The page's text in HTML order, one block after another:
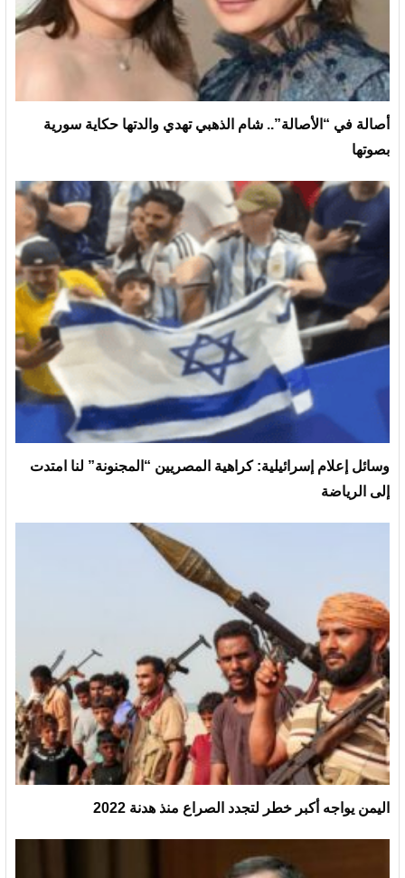
أصالة في “الأصالة”.. شام الذهبي تهدي والدتها حكاية سورية
بصوتها
وسائل إعلام إسرائيلية: كراهية المصريين “المجنونة” لنا امتدت
إلى الرياضة
اليمن يواجه أكبر خطر لتجدد الصراع منذ هدنة 2022